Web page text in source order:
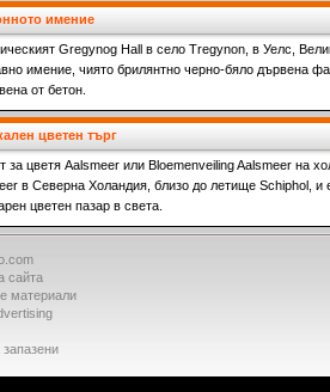
имение
Gregynog Hall в село Tregynon, в Уелс,
имение, чиято брилянтно черно-бяло дървена
от бетон.
цветен търг
за цветя Aalsmeer или Bloemenveiling Aalsmeer на
в Северна Холандия, близо до летище Schiphol, и
цветен пазар в света.
сайта
материали